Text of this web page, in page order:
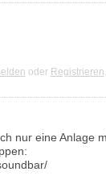
oder Registrieren
nur eine Anlage